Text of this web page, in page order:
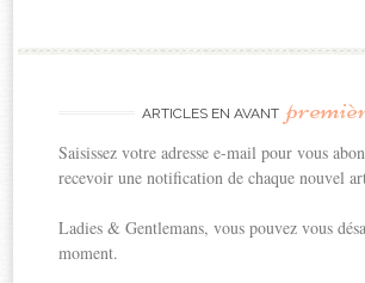
ARTICLES EN AVANT
Saisissez votre adresse e-mail pour vous
recevoir une notification de chaque nouvel
Ladies & Gentlemans, vous pouvez vous
moment.